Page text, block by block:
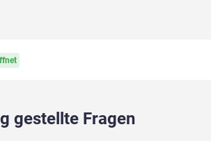
gestellte Fragen